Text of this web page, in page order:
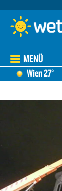
MENÜ
Wien27°